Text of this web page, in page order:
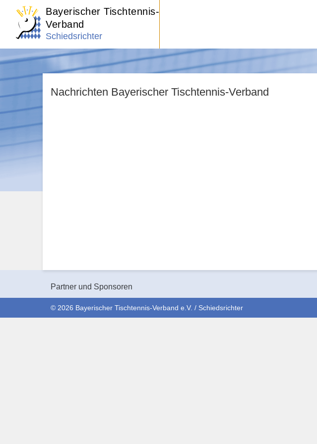
Bayerischer Tischtennis-
Verband
Schiedsrichter
Nachrichten Bayerischer Tischtennis-Verband
Partner und Sponsoren
© 2026 Bayerischer Tischtennis-Verband e.V. / Schiedsrichter